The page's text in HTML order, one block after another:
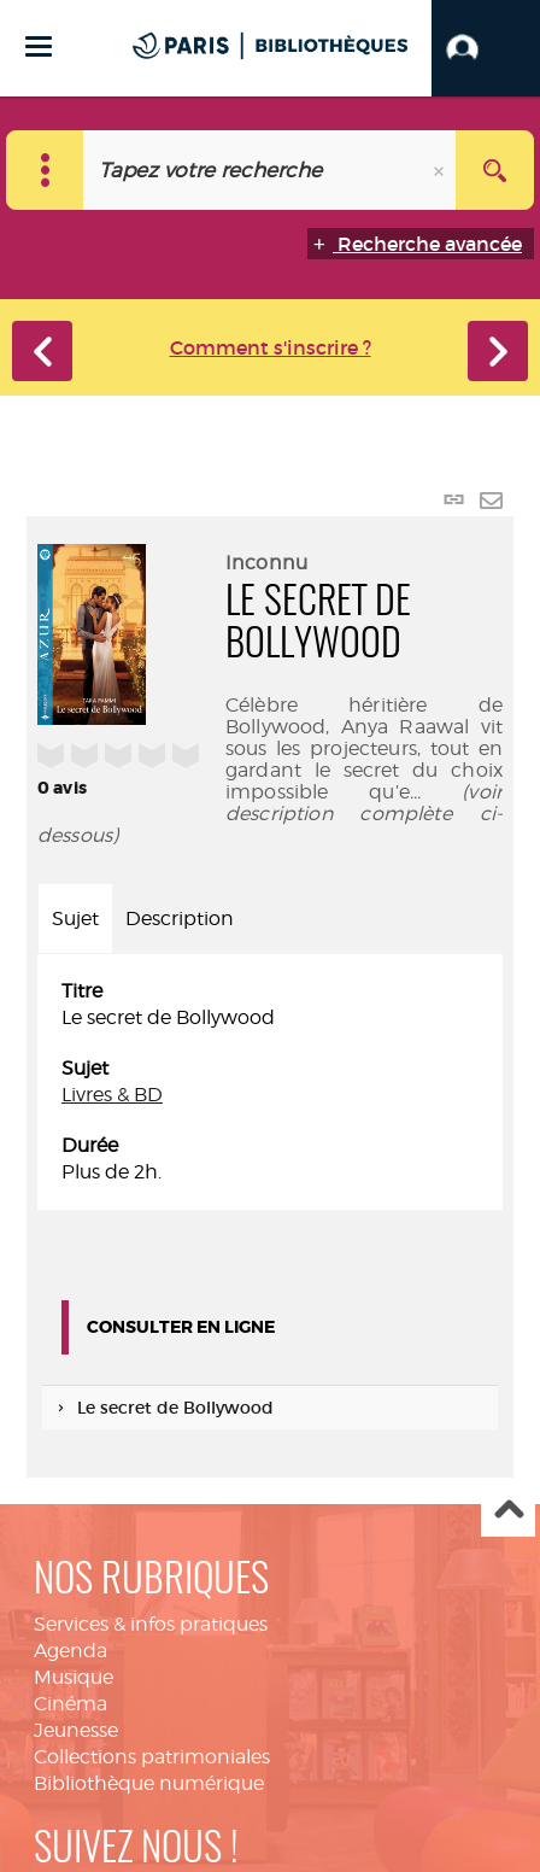
Recherche avancée
Comment s'inscrire ?
Lien
0avis
Inconnu
LE SECRET DE
BOLLYWOOD
Célèbre héritière de
Bollywood, Anya Raawal vit
sous les projecteurs, tout en
gardant le secret du choix
impossible qu’e... (voir
description complète ci-
dessous)
Sujet Description
Titre
Le secret de Bollywood
Sujet
Livres & BD
Durée
Plus de 2h.
CONSULTER EN LIGNE
Le secret de Bollywood
NOS RUBRIQUES
Services & infos pratiques
Agenda
Musique
Cinéma
Jeunesse
Collections patrimoniales
Bibliothèque numérique
SUIVEZ NOUS !